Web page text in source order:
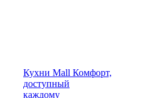
Кухни Mall Комфорт,
доступный
каждому